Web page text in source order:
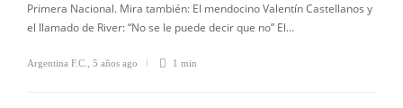
Primera Nacional. Mira también: El mendocino Valentín Castellanos y
el llamado de River: “No se le puede decir que no” El…
Argentina F.C. 5 años ago 1 min